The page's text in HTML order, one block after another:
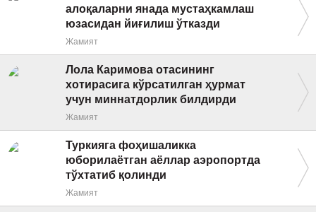
алоқаларни янада мустаҳкамлаш
юзасидан йиғилиш ўтказди
Жамият
Лола Каримова отасининг
хотирасига кўрсатилган ҳурмат
учун миннатдорлик билдирди
Жамият
Туркияга фоҳишаликка
юборилаётган аёллар аэропортда
тўхтатиб қолинди
Жамият